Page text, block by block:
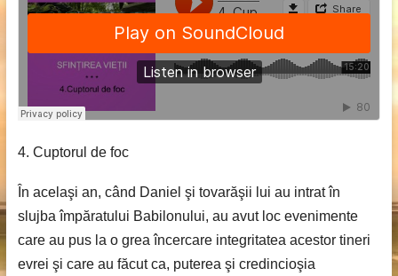
4. Cuptorul de foc
În acelaşi an, când Daniel şi tovarăşii lui au intrat în
slujba împăratului Babilonului, au avut loc evenimente
care au pus la o grea încercare integritatea acestor tineri
evrei şi care au făcut ca, puterea şi credincioşia